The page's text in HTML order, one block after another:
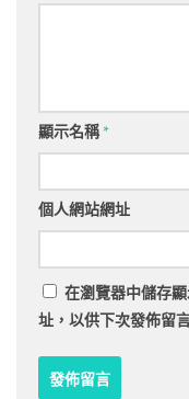
顯示名稱*
個人網站網址
在瀏覽器中儲存
址，以供下次發佈留